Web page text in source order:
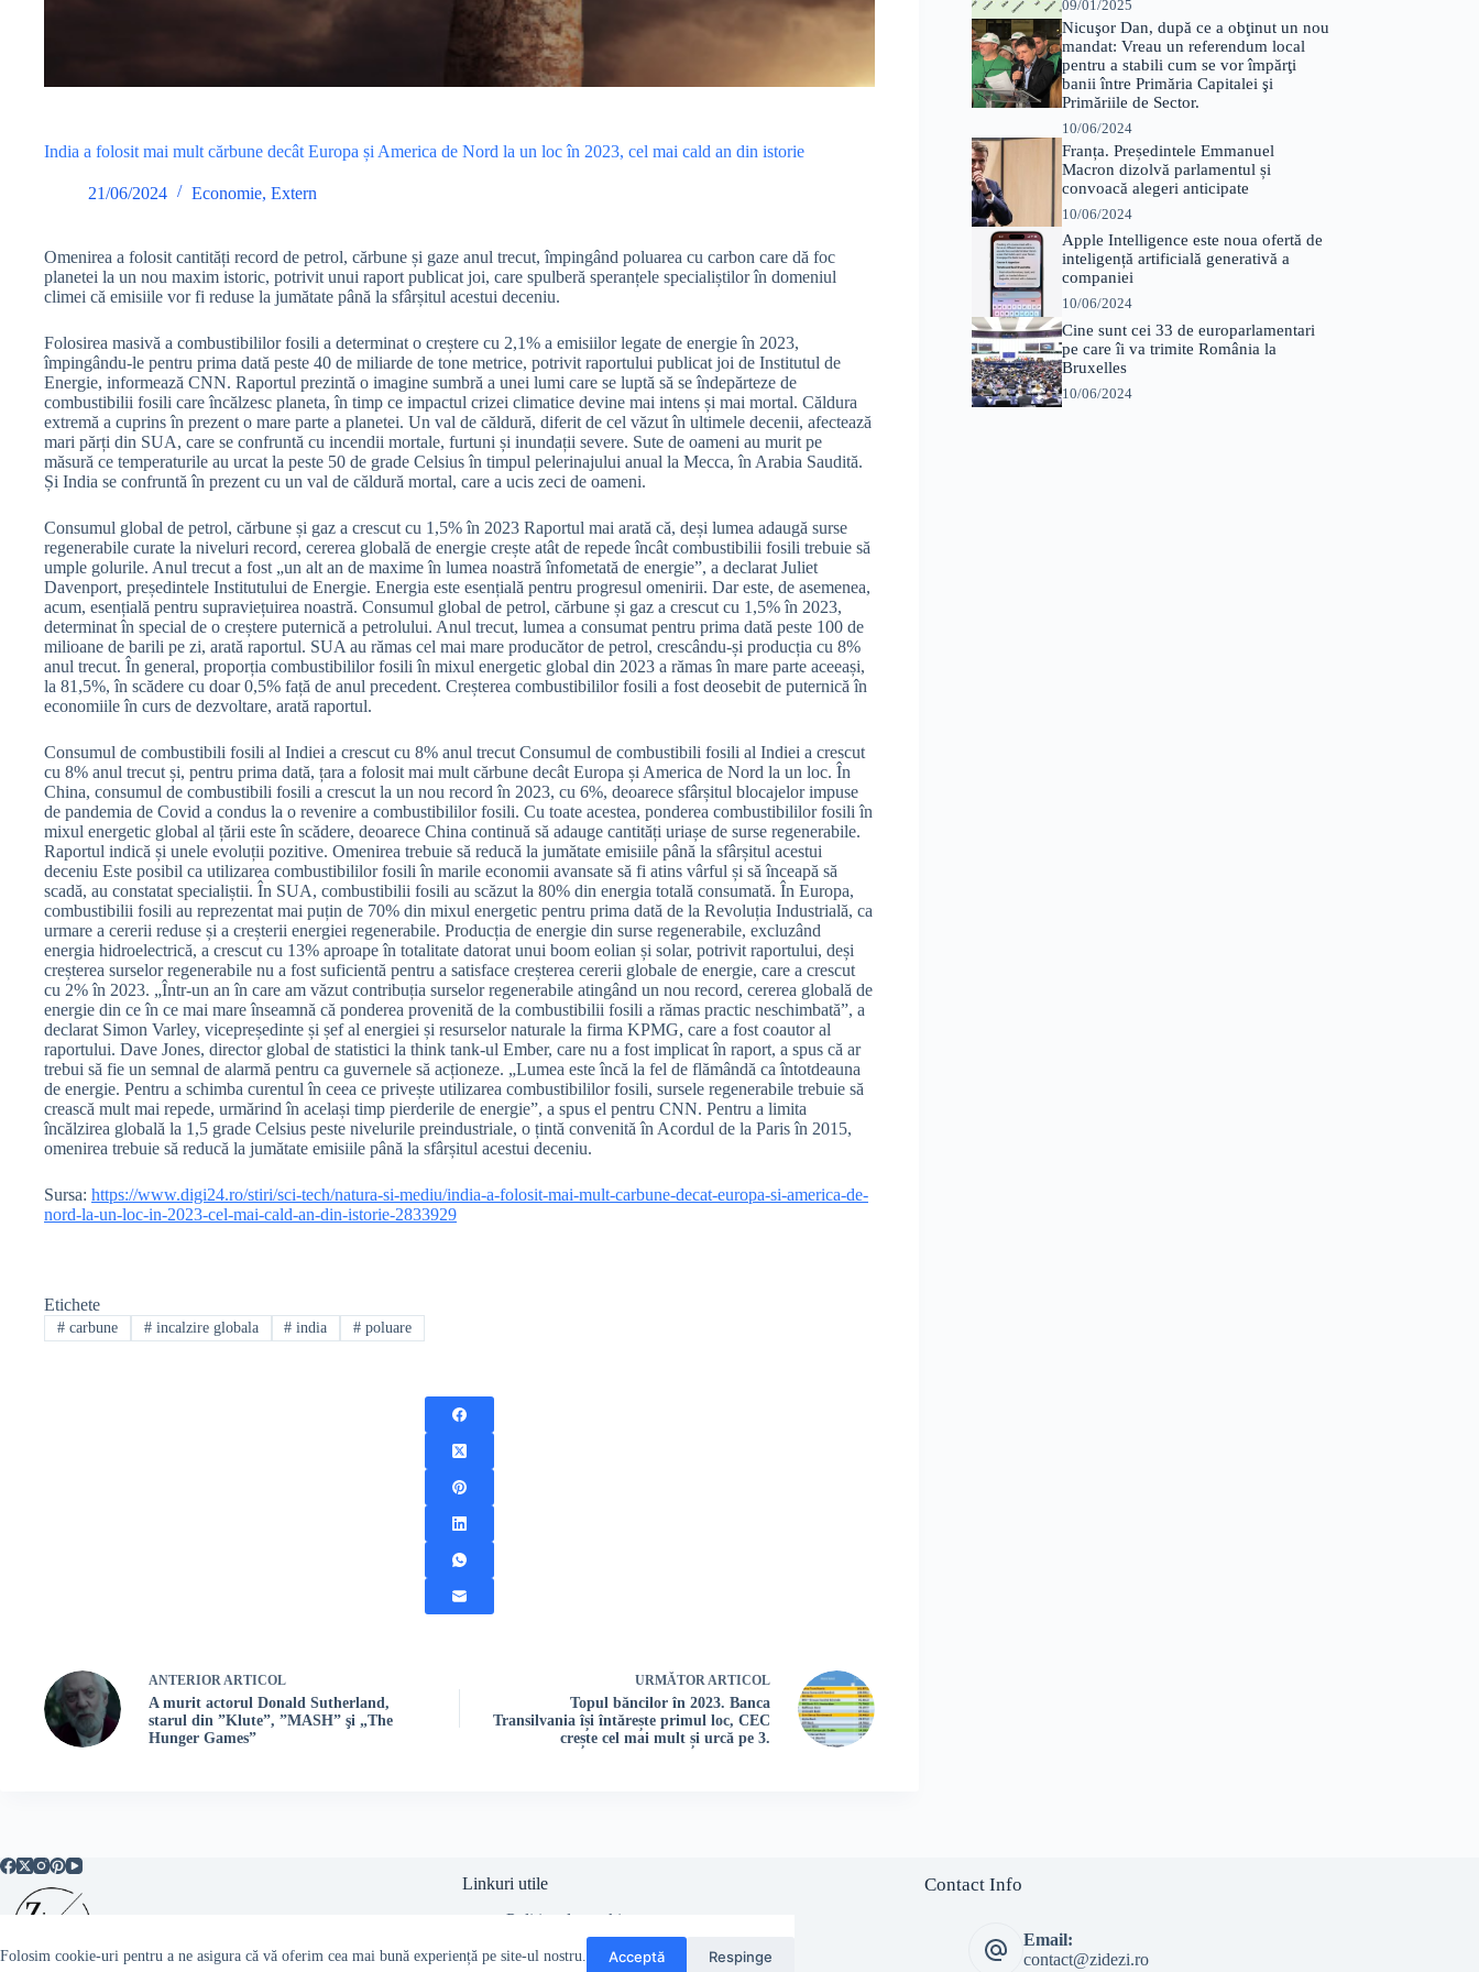
Folosim cookie-uri pentru a ne asigura că vă oferim cea mai bună experiență pe site-ul nostru. Acceptă Respinge
India a folosit mai mult cărbune decât Europa și America de Nord la un loc în 2023, cel mai cald an din istorie
21/06/2024 Economie, Extern
Omenirea a folosit cantități record de petrol, cărbune și gaze anul trecut, împingând poluarea cu carbon care dă foc
planetei la un nou maxim istoric, potrivit unui raport publicat joi, care spulberă speranțele specialiștilor în domeniul
climei că emisiile vor fi reduse la jumătate până la sfârșitul acestui deceniu.
Folosirea masivă a combustibililor fosili a determinat o creștere cu 2,1% a emisiilor legate de energie în 2023,
împingându-le pentru prima dată peste 40 de miliarde de tone metrice, potrivit raportului publicat joi de Institutul de
Energie, informează CNN. Raportul prezintă o imagine sumbră a unei lumi care se luptă să se îndepărteze de
combustibilii fosili care încălzesc planeta, în timp ce impactul crizei climatice devine mai intens și mai mortal. Căldura
extremă a cuprins în prezent o mare parte a planetei. Un val de căldură, diferit de cel văzut în ultimele decenii, afectează
mari părți din SUA, care se confruntă cu incendii mortale, furtuni și inundații severe. Sute de oameni au murit pe
măsură ce temperaturile au urcat la peste 50 de grade Celsius în timpul pelerinajului anual la Mecca, în Arabia Saudită.
Și India se confruntă în prezent cu un val de căldură mortal, care a ucis zeci de oameni.
Consumul global de petrol, cărbune și gaz a crescut cu 1,5% în 2023 Raportul mai arată că, deși lumea adaugă surse
regenerabile curate la niveluri record, cererea globală de energie crește atât de repede încât combustibilii fosili trebuie să
umple golurile. Anul trecut a fost „un alt an de maxime în lumea noastră înfometată de energie”, a declarat Juliet
Davenport, președintele Institutului de Energie. Energia este esențială pentru progresul omenirii. Dar este, de asemenea,
acum, esențială pentru supraviețuirea noastră. Consumul global de petrol, cărbune și gaz a crescut cu 1,5% în 2023,
determinat în special de o creștere puternică a petrolului. Anul trecut, lumea a consumat pentru prima dată peste 100 de
milioane de barili pe zi, arată raportul. SUA au rămas cel mai mare producător de petrol, crescându-și producția cu 8%
anul trecut. În general, proporția combustibililor fosili în mixul energetic global din 2023 a rămas în mare parte aceeași,
la 81,5%, în scădere cu doar 0,5% față de anul precedent. Creșterea combustibililor fosili a fost deosebit de puternică în
economiile în curs de dezvoltare, arată raportul.
Consumul de combustibili fosili al Indiei a crescut cu 8% anul trecut Consumul de combustibili fosili al Indiei a crescut
cu 8% anul trecut și, pentru prima dată, țara a folosit mai mult cărbune decât Europa și America de Nord la un loc. În
China, consumul de combustibili fosili a crescut la un nou record în 2023, cu 6%, deoarece sfârșitul blocajelor impuse
de pandemia de Covid a condus la o revenire a combustibililor fosili. Cu toate acestea, ponderea combustibililor fosili în
mixul energetic global al țării este în scădere, deoarece China continuă să adauge cantități uriașe de surse regenerabile.
Raportul indică și unele evoluții pozitive. Omenirea trebuie să reducă la jumătate emisiile până la sfârșitul acestui
deceniu Este posibil ca utilizarea combustibililor fosili în marile economii avansate să fi atins vârful și să înceapă să
scadă, au constatat specialiștii. În SUA, combustibilii fosili au scăzut la 80% din energia totală consumată. În Europa,
combustibilii fosili au reprezentat mai puțin de 70% din mixul energetic pentru prima dată de la Revoluția Industrială, ca
urmare a cererii reduse și a creșterii energiei regenerabile. Producția de energie din surse regenerabile, excluzând
energia hidroelectrică, a crescut cu 13% aproape în totalitate datorat unui boom eolian și solar, potrivit raportului, deși
creșterea surselor regenerabile nu a fost suficientă pentru a satisface creșterea cererii globale de energie, care a crescut
cu 2% în 2023. „Într-un an în care am văzut contribuția surselor regenerabile atingând un nou record, cererea globală de
energie din ce în ce mai mare înseamnă că ponderea provenită de la combustibilii fosili a rămas practic neschimbată”, a
declarat Simon Varley, vicepreședinte și șef al energiei și resurselor naturale la firma KPMG, care a fost coautor al
raportului. Dave Jones, director global de statistici la think tank-ul Ember, care nu a fost implicat în raport, a spus că ar
trebui să fie un semnal de alarmă pentru ca guvernele să acționeze. „Lumea este încă la fel de flămândă ca întotdeauna
de energie. Pentru a schimba curentul în ceea ce privește utilizarea combustibililor fosili, sursele regenerabile trebuie să
crească mult mai repede, urmărind în același timp pierderile de energie”, a spus el pentru CNN. Pentru a limita
încălzirea globală la 1,5 grade Celsius peste nivelurile preindustriale, o țintă convenită în Acordul de la Paris în 2015,
omenirea trebuie să reducă la jumătate emisiile până la sfârșitul acestui deceniu.
Sursa: https://www.digi24.ro/stiri/sci-tech/natura-si-mediu/india-a-folosit-mai-mult-carbune-decat-europa-si-america-de-
nord-la-un-loc-in-2023-cel-mai-cald-an-din-istorie-2833929
Etichete
#carbune #incalzire globala # india # poluare
ANTERIORARTICOL
A murit actorul Donald Sutherland,
starul din ”Klute”, ”MASH” şi „The
Hunger Games”
URMĂTORARTICOL
Topul băncilor în 2023. Banca
Transilvania își întărește primul loc, CEC
crește cel mai mult și urcă pe 3.
09/01/2025
Nicuşor Dan, după ce a obţinut un nou
mandat: Vreau un referendum local
pentru a stabili cum se vor împărţi
banii între Primăria Capitalei şi
Primăriile de Sector.
10/06/2024
Franța. Președintele Emmanuel
Macron dizolvă parlamentul și
convoacă alegeri anticipate
10/06/2024
Apple Intelligence este noua ofertă de
inteligență artificială generativă a
companiei
10/06/2024
Cine sunt cei 33 de europarlamentari
pe care îi va trimite România la
Bruxelles
10/06/2024
Linkuri utile
Politica de cookies
Politica de confidentialitate
Contact Info
Email:
contact@zidezi.ro